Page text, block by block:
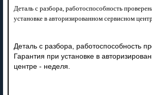
Деталь с разбора, работоспособность
установке в авторизированном сервисном
Деталь с разбора, работоспособность
Гарантия при установке в
центре - неделя.